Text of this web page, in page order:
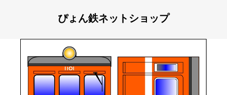
ぴょん鉄ネットショップ